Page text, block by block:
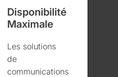
Disponibilité
Maximale
Les solutions
de
communications